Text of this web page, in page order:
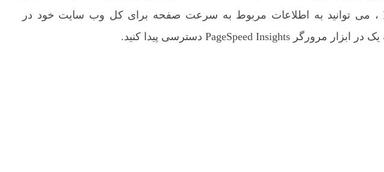
PageSpeed Insights Integration ، می توانید به اطلاعات مربوط به سرعت صفحه برای کل وب سایت خود در